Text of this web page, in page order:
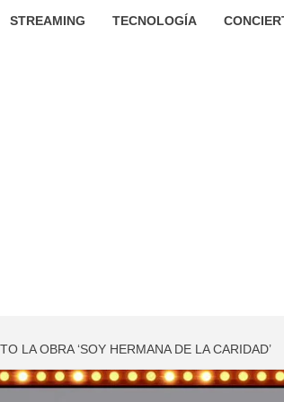
STREAMING TECNOLOGÍA
LA OBRA ‘SOY HERMANA DE LA CARIDAD’